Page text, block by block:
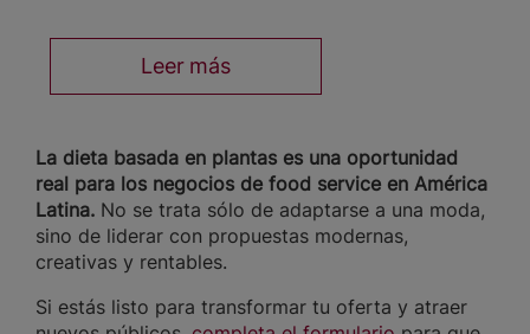
Leer más
La dieta basada en plantas es una oportunidad
real para los negocios de food service en América
Latina. No se trata sólo de adaptarse a una moda,
sino de liderar con propuestas modernas,
creativas y rentables.
Si estás listo para transformar tu oferta y atraer